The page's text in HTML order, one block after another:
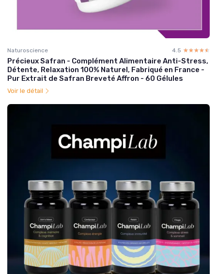
Naturoscience 4.5 ☆☆☆☆☆
★★★★★
Précieux Safran - Complément Alimentaire Anti-Stress,
Détente, Relaxation 100% Naturel, Fabriqué en France -
Pur Extrait de Safran Breveté Affron - 60 Gélules
Voir le détail